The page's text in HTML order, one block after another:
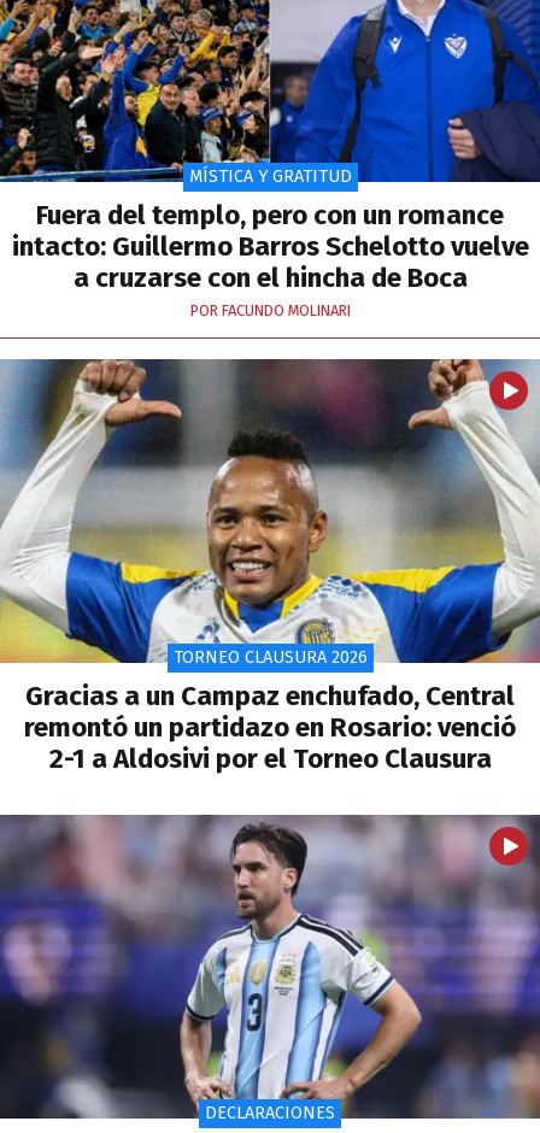
MÍSTICA Y GRATITUD
Fuera del templo, pero con un romance
intacto: Guillermo Barros Schelotto vuelve
a cruzarse con el hincha de Boca
POR FACUNDO MOLINARI
TORNEO CLAUSURA 2026
Gracias a un Campaz enchufado, Central
remontó un partidazo en Rosario: venció
2-1 a Aldosivi por el Torneo Clausura
DECLARACIONES